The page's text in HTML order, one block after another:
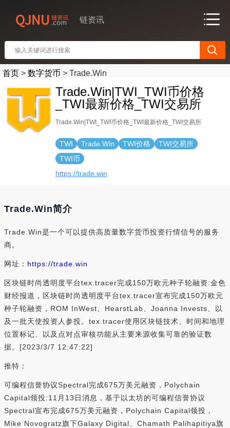
链资讯
首页 > 数字货币 > Trade.Win
Trade.Win|TWI_TWI币价格
_TWI最新价格_TWI交易所
Trade.Win|TWI_TWI币价格_TWI最新价格_TWI交易所
TWI Trade.Win TWI价格
TWI交易所
TWI币
https://trade.win
Trade.Win简介
Trade.Win是一个可以提供高质量数字货币投资行情信号的服务
商。
网址： https://trade.win
区块链时尚透明度平台tex.tracer完成150万欧元种子轮融资:金色
财经报道，区块链时尚透明度平台tex.tracer宣布完成150万欧元
种子轮融资，ROM InWest、HearstLab、Joanna Invests、以
及一批天使投资人参投。tex.tracer使用区块链技术、时间和地理
位置标记、以及点对点审核功能从主要来源收集可靠的验证数
据。[2023/3/7 12:47:22]
推特：
可编程信誉协议Spectral完成675万美元融资，Polychain
Capital领投:11月13日消息，基于以太坊的可编程信誉协议
Spectral宣布完成675万美元融资，Polychain Capital领投，
Mike Novogratz旗下Galaxy Digital、Chamath Palihapitiya旗